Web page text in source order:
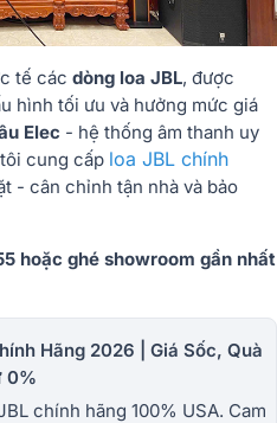
tế các dòng loa JBL, được
hình tối ưu và hưởng mức giá
Elec - hệ thống âm thanh uy
cung cấp loa JBL chính
- cân chỉnh tận nhà và bảo
hoặc ghé showroom gần nhất
Hãng 2026 | Giá Sốc, Quà
0%
chính hãng 100% USA. Cam